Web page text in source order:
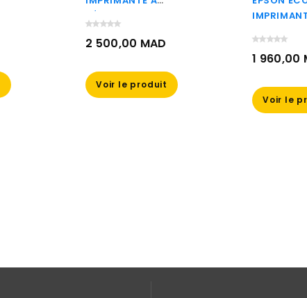
RÉSERVOIRS
RECHARGEABLES
(C11CE57402)
2 500,00 MAD
Voir le produit
RÉSERVOIRS
1 960,00
Voir le